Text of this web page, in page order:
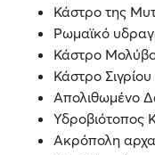
Κάστρο της
Ρωμαϊκό
Κάστρο
Κάστρο Σιγρίου
Απολιθωμένο
Υδροβιότοπος
Ακρόπολη